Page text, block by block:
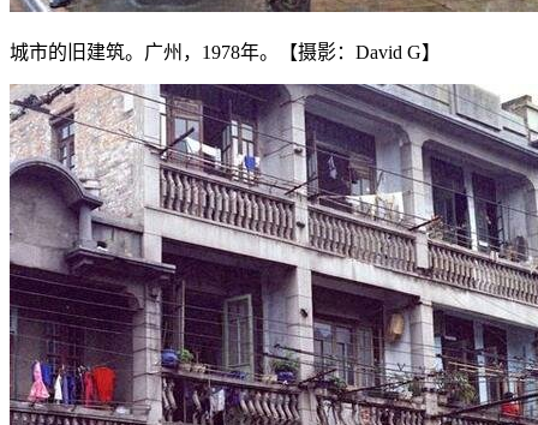
城市的旧建筑。广州，1978年。【摄影：David G】